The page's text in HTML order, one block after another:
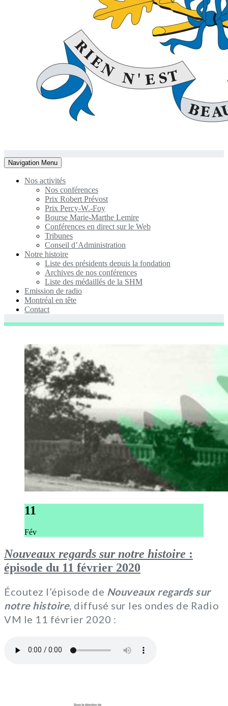
Toggle
navigation
Navigation Menu
Nos activités
Nos conférences
Prix Robert Prévost
Prix Percy-W.-Foy
Bourse Marie-Marthe Lemire
Conférences en direct sur le Web
Tribunes
Conseil d’Administration
Notre histoire
Liste des présidents depuis la fondation
Archives de nos conférences
Liste des médaillés de la SHM
Emission de radio
Montréal en tête
Contact
11
Fév
Nouveaux regards sur notre histoire :
épisode du 11 février 2020
Écoutez l’épisode de Nouveaux regards sur
notre histoire, diffusé sur les ondes de Radio
VM le 11 février 2020 :